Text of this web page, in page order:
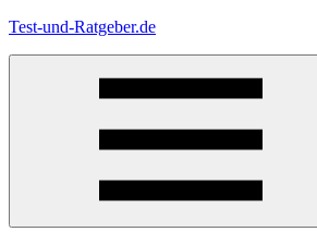
Zum
Test-und-Ratgeber.de